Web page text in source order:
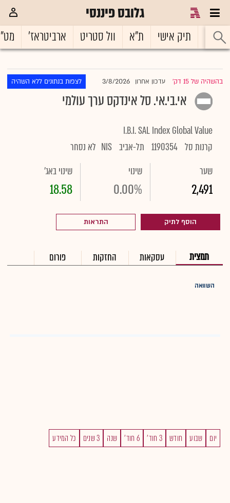
גלובס פיננסי
ראשי תיק אישי ת"א וול סטריט ארביטראז'
בהשהיה של 15 דק' |עדכון אחרון 3/8/2026 לצפות בנתונים ללא השהיה
אי.בי.אי. סל אינדקס ערך עולמי
I.B.I. SAL Index Global Value
קרנות סל 1190354 תל-אביב NIS לא נסחר
שער
2,491
שינוי
0.00%
שינוי באג'
18.58
הוסף לתיק התראות
תמצית עסקאות החזקות פורום
השוואה
יום שבוע חודש 3 חוד' 6 חוד' שנה 3 שנים כל המידע